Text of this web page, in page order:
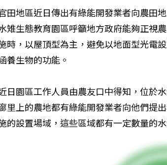
田地區近日傳出有綠能開發業者向農田
雉生態教育園區呼籲地方政府能夠正視
時，以屋頂型為主，避免以地面型光電
養生物的功能。
日園區工作人員由農友口中得知，位於
里上的農地都有綠能開發業者向他們提
的設置場域，這些區域都有一定數量的